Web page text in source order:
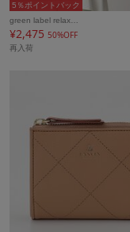
5％ポイントバック
green label relax…
¥2,475 50%OFF
再入荷